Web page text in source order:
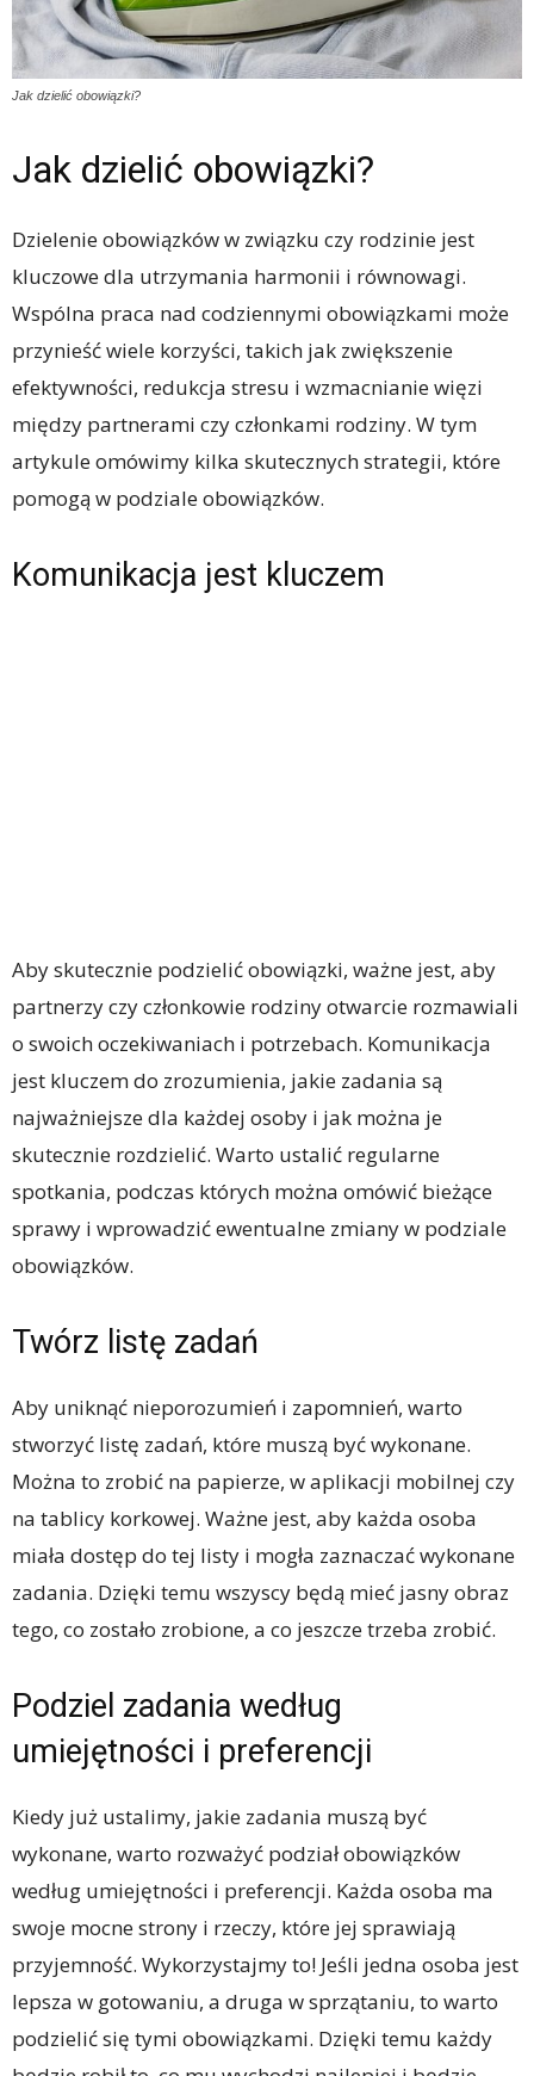
Jak dzielić obowiązki?
Jak dzielić obowiązki?
Dzielenie obowiązków w związku czy rodzinie jest
kluczowe dla utrzymania harmonii i równowagi.
Wspólna praca nad codziennymi obowiązkami może
przynieść wiele korzyści, takich jak zwiększenie
efektywności, redukcja stresu i wzmacnianie więzi
między partnerami czy członkami rodziny. W tym
artykule omówimy kilka skutecznych strategii, które
pomogą w podziale obowiązków.
Komunikacja jest kluczem
Aby skutecznie podzielić obowiązki, ważne jest, aby
partnerzy czy członkowie rodziny otwarcie rozmawiali
o swoich oczekiwaniach i potrzebach. Komunikacja
jest kluczem do zrozumienia, jakie zadania są
najważniejsze dla każdej osoby i jak można je
skutecznie rozdzielić. Warto ustalić regularne
spotkania, podczas których można omówić bieżące
sprawy i wprowadzić ewentualne zmiany w podziale
obowiązków.
Twórz listę zadań
Aby uniknąć nieporozumień i zapomnień, warto
stworzyć listę zadań, które muszą być wykonane.
Można to zrobić na papierze, w aplikacji mobilnej czy
na tablicy korkowej. Ważne jest, aby każda osoba
miała dostęp do tej listy i mogła zaznaczać wykonane
zadania. Dzięki temu wszyscy będą mieć jasny obraz
tego, co zostało zrobione, a co jeszcze trzeba zrobić.
Podziel zadania według
umiejętności i preferencji
Kiedy już ustalimy, jakie zadania muszą być
wykonane, warto rozważyć podział obowiązków
według umiejętności i preferencji. Każda osoba ma
swoje mocne strony i rzeczy, które jej sprawiają
przyjemność. Wykorzystajmy to! Jeśli jedna osoba jest
lepsza w gotowaniu, a druga w sprzątaniu, to warto
podzielić się tymi obowiązkami. Dzięki temu każdy